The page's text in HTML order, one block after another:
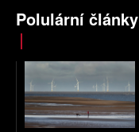
Polulární články